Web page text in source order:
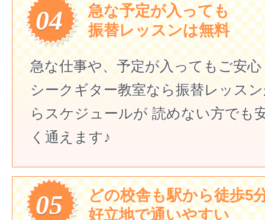
04
急な予定が入っても
振替レッスンは無料
急な仕事や、予定が入ってもご安
シークギター教室なら振替レッス
らスケジュールが 読めない方でも
く通えます♪
05
どの校舎も駅から徒歩5
好立地で通いやすい